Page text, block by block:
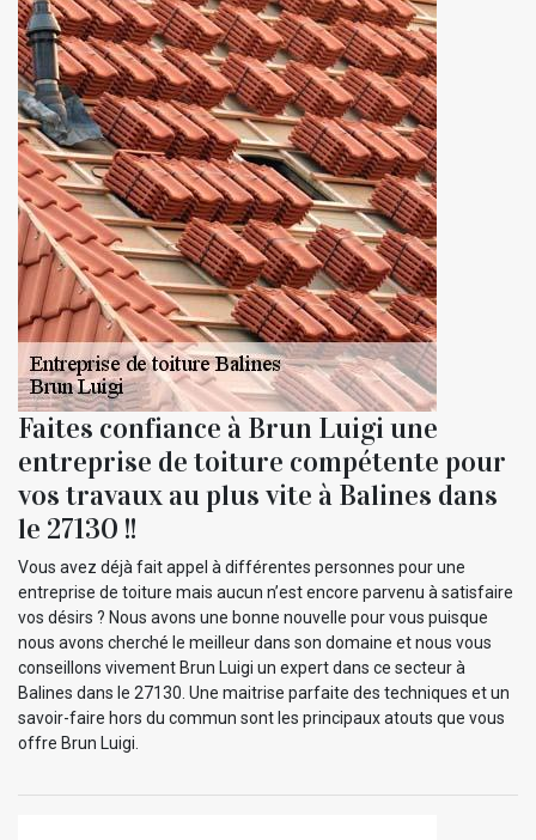
Faites confiance à Brun Luigi une
entreprise de toiture compétente pour
vos travaux au plus vite à Balines dans
le 27130 !!
Vous avez déjà fait appel à différentes personnes pour une
entreprise de toiture mais aucun n’est encore parvenu à satisfaire
vos désirs ? Nous avons une bonne nouvelle pour vous puisque
nous avons cherché le meilleur dans son domaine et nous vous
conseillons vivement Brun Luigi un expert dans ce secteur à
Balines dans le 27130. Une maitrise parfaite des techniques et un
savoir-faire hors du commun sont les principaux atouts que vous
offre Brun Luigi.